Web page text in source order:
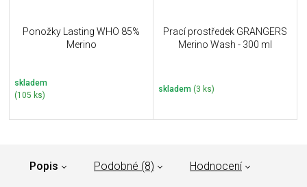
Ponožky Lasting WHO 85%
Merino
skladem
(105 ks)
Prací prostředek GRANGERS
Merino Wash - 300 ml
skladem (3 ks)
Popis Podobné (8) Hodnocení